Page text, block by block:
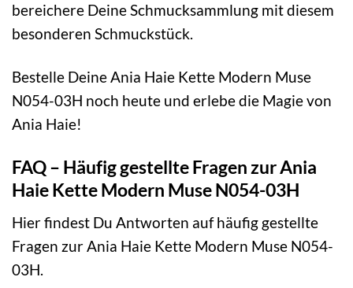
bereichere Deine Schmucksammlung mit diesem
besonderen Schmuckstück.
Bestelle Deine Ania Haie Kette Modern Muse
N054-03H noch heute und erlebe die Magie von
Ania Haie!
FAQ – Häufig gestellte Fragen zur Ania
Haie Kette Modern Muse N054-03H
Hier findest Du Antworten auf häufig gestellte
Fragen zur Ania Haie Kette Modern Muse N054-
03H.